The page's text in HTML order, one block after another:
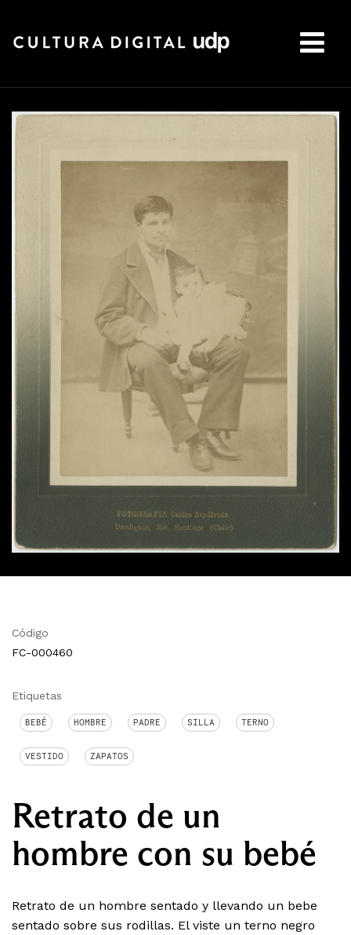
Código
FC-000460
Etiquetas
BEBÉ HOMBRE PADRE SILLA TERNO
VESTIDO ZAPATOS
Retrato de un
hombre con su bebé
Retrato de un hombre sentado y llevando un bebe
sentado sobre sus rodillas. El viste un terno negro